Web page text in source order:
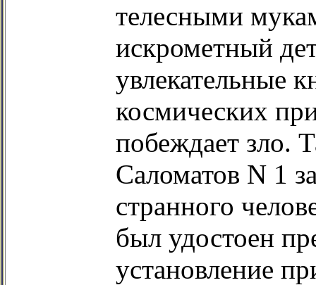
телесными
искрометный
увлекательные
космических
побеждает зло.
Саломатов N 1
странного
был удостоен
установление